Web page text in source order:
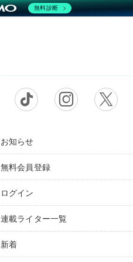
お知らせ
無料会員登録
ログイン
連載ライター一覧
新着
無料診断